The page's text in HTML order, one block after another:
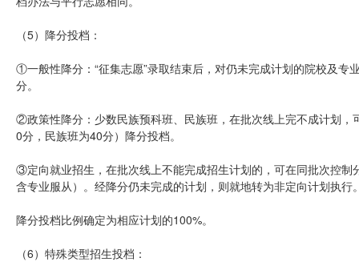
（5）降分投档：
①一般性降分：“征集志愿”录取结束后，对仍未完成计划的院校及专
分。
②政策性降分：少数民族预科班、民族班，在批次线上完不成计划
0分，民族班为40分）降分投档。
③定向就业招生，在批次线上不能完成招生计划的，可在同批次控
含专业服从）。经降分仍未完成的计划，则就地转为非定向计划执行
降分投档比例确定为相应计划的100%。
（6）特殊类型招生投档：